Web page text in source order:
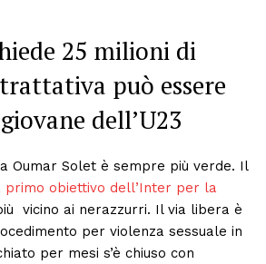
25 milioni di
può essere
dell’U23
Oumar Solet è sempre più verde. Il
primo obiettivo dell’Inter per la
vicino ai nerazzurri. Il via libera è
per violenza sessuale in
per mesi s’è chiuso con